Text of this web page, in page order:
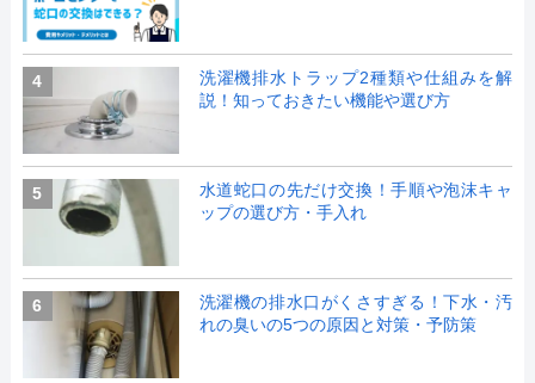
4
洗濯機排水トラップ2種類や仕組みを解
説！知っておきたい機能や選び方
5
水道蛇口の先だけ交換！手順や泡沫キャ
ップの選び方・手入れ
6
洗濯機の排水口がくさすぎる！下水・汚
れの臭いの5つの原因と対策・予防策